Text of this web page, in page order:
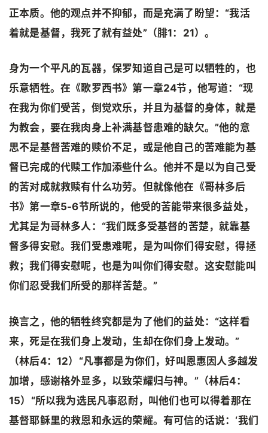
正本质。他的观点并不抑郁，而是充满了盼望：“我活
着就是基督，我死了就有益处”（腓1：21）。
身为一个平凡的瓦器，保罗知道自己是可以牺牲的，也
乐意牺牲。在《歌罗西书》第一章24节，他写道：“现
在我为你们受苦，倒觉欢乐，并且为基督的身体，就是
为教会，要在我肉身上补满基督患难的缺欠。”他的意
思不是基督苦难的赎价不足，或是他自己的苦难能为基
督已完成的代赎工作加添些什么。他并不是以为自己受
的苦对成就救赎有什么功劳。但就像他在《哥林多后
书》第一章5-6节所说的，他受的苦能带来很多益处，
尤其是为哥林多人：“我们既多受基督的苦楚，就靠基
督多得安慰。我们受患难呢，是为叫你们得安慰，得拯
救；我们得安慰呢，也是为叫你们得安慰。这安慰能叫
你们忍受我们所受的那样苦楚。”
换言之，他的牺牲终究都是为了他们的益处：“这样看
来，死是在我们身上发动，生却在你们身上发动。”
（林后4：12）“凡事都是为你们，好叫恩惠因人多越发
加增，感谢格外显多，以致荣耀归与神。”（林后4：
15）“所以我为选民凡事忍耐，叫他们也可以得着那在
基督耶稣里的救恩和永远的荣耀。有可信的话说：‘我们